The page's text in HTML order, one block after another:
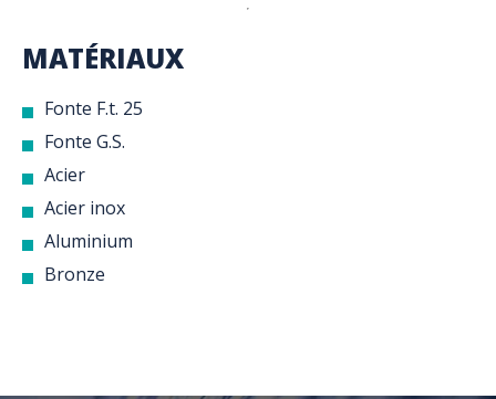
MATÉRIAUX
Fonte F.t. 25
Fonte G.S.
Acier
Acier inox
Aluminium
Bronze